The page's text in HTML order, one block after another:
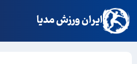
ایران ورزش مدیا